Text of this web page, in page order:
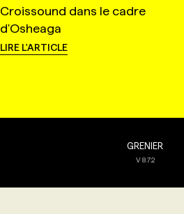
Croissound dans le cadre
d'Osheaga
LIRE L'ARTICLE
GRENIER
V8.7.2